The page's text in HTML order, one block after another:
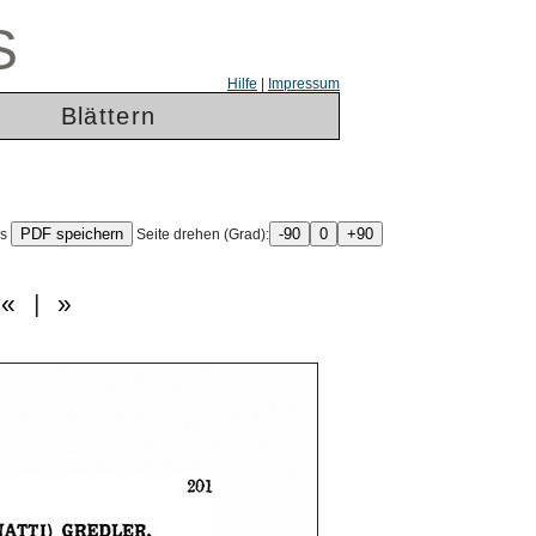
Hilfe Impressum
Blättern
Seite drehen (Grad):
| »